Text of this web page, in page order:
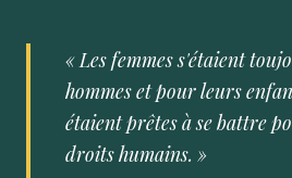
« Les femmes s'étaient
hommes et pour leurs
étaient prêtes à se battre
droits humains. »